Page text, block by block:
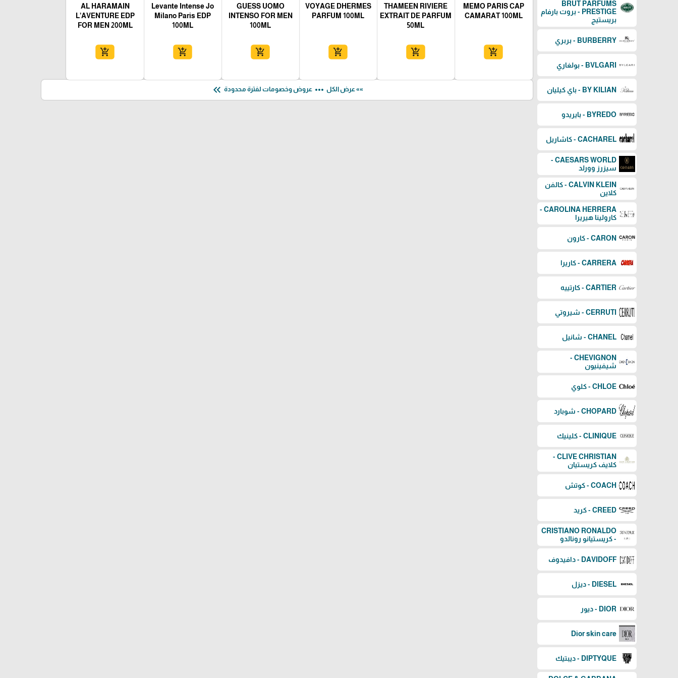
BRUT PARFUMS
PRESTIGE - بروت بارفام
بريستيج
BURBERRY - بربري
BVLGARI - بولغاري
BY KILIAN - باي كيليان
BYREDO - بايريدو
CACHAREL - كاشاريل
CAESARS WORLD -
سيزرز وورلد
CALVIN KLEIN - كالفن
كلاين
CAROLINA HERRERA -
كارولينا هيريرا
CARON - كارون
CARRERA - كاريرا
CARTIER - كارتييه
CERRUTI - شيروتي
CHANEL - شانيل
CHEVIGNON -
شيفينيون
CHLOE - كلوي
CHOPARD - شوبارد
CLINIQUE - كلينيك
CLIVE CHRISTIAN -
كلايف كريستيان
COACH - كوتش
CREED - كريد
CRISTIANO RONALDO
- كريستيانو رونالدو
DAVIDOFF - دافيدوف
DIESEL - ديزل
DIOR - ديور
Dior skin care
DIPTYQUE - ديبتيك
MEMO PARIS CAP
CAMARAT 100ML
add_shopping_cart
THAMEEN RIVIERE
EXTRAIT DE PARFUM
50ML
add_shopping_cart
VOYAGE DHERMES
PARFUM 100ML
add_shopping_cart
GUESS UOMO
INTENSO FOR MEN
100ML
add_shopping_cart
Levante Intense Jo
Milano Paris EDP
100ML
add_shopping_cart
AL HARAMAIN
L’AVENTURE EDP
FOR MEN 200ML
add_shopping_cart
»» عرض الكل more_horiz عروض وخصومات لفترة محدودة keyboard_double_arrow_left